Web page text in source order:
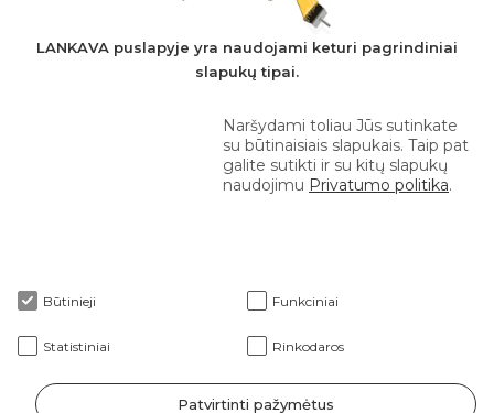
+370 610 42 222
Apie mus
Klientams
LANKAVA puslapyje yra naudojami keturi pagrindiniai
slapukų tipai.
Naršydami toliau Jūs sutinkate
su būtinaisiais slapukais. Taip pat
galite sutikti ir su kitų slapukų
naudojimu Privatumo politika.
Būtinieji Funkciniai
Statistiniai Rinkodaros
Patvirtinti pažymėtus